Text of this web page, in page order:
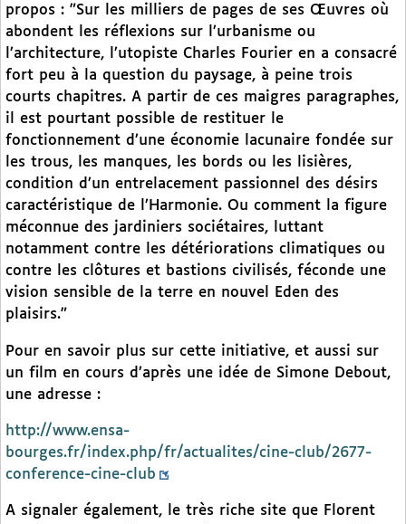
propos : "Sur les milliers de pages de ses Œuvres où
abondent les réflexions sur l’urbanisme ou
l’architecture, l’utopiste Charles Fourier en a consacré
fort peu à la question du paysage, à peine trois
courts chapitres. A partir de ces maigres paragraphes,
il est pourtant possible de restituer le
fonctionnement d’une économie lacunaire fondée sur
les trous, les manques, les bords ou les lisières,
condition d’un entrelacement passionnel des désirs
caractéristique de l’Harmonie. Ou comment la figure
méconnue des jardiniers sociétaires, luttant
notamment contre les détériorations climatiques ou
contre les clôtures et bastions civilisés, féconde une
vision sensible de la terre en nouvel Eden des
plaisirs."
Pour en savoir plus sur cette initiative, et aussi sur
un film en cours d’après une idée de Simone Debout,
une adresse :
http://www.ensa-
bourges.fr/index.php/fr/actualites/cine-club/2677-
conference-cine-club
A signaler également, le très riche site que Florent